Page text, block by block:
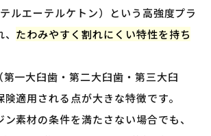
ルエーテルケトン）という高強度プラ
たわみやすく割れにくい特性を持ち
第一大臼歯・第二大臼歯・第三大臼
適用される点が大きな特徴です。
素材の条件を満たさない場合でも、